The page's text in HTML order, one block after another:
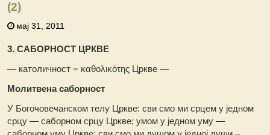
(2)
мај 31, 2011
3. САБОРНОСТ ЦРКВЕ
— католичност = καθολικότης Цркве —
Молитвена саборност
У Богочовечанском телу Цркве: сви смо ми срцем у једном
срцу — саборном срцу Цркве; умом у једном уму —